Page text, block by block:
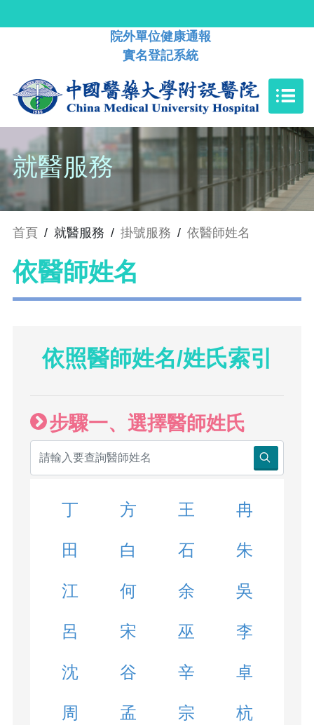
院外單位健康通報
實名登記系統
就醫服務
首頁 / 就醫服務 / 掛號服務 / 依醫師姓名
依醫師姓名
依照醫師姓名/姓氏索引
步驟一、選擇醫師姓氏
丁 方 王 冉
田 白 石 朱
江 何 余 吳
呂 宋 巫 李
沈 谷 辛 卓
周 孟 宗 杭